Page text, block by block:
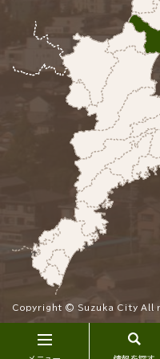
Copyright © Suzuka City All